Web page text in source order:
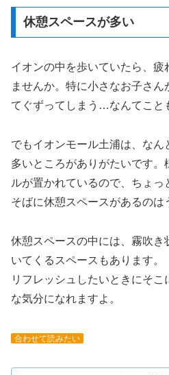
休憩スペースが多い
イオンの中を歩いていたら、疲
ませんか。特に小さなお子さ
てぐずってしまう…なんてこと
でもイオンモール土浦は、な
多いところがありがたいです
ルが置かれているので、ちょ
そばに休憩スペースがあるのは
休憩スペースの中には、霧吹き
いてくるスペースもあります。
リフレッシュしたいときにそ
な気分になれますよ。
合わせて読みたい